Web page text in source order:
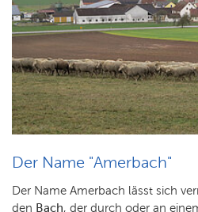
Der Name "Amerbach"
Der Name Amerbach lässt sich
den Bach, der durch oder an